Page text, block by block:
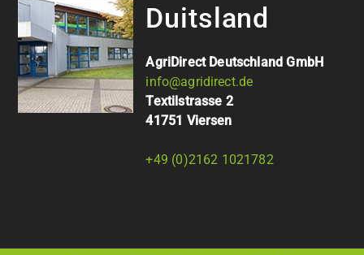
Duitsland
AgriDirect Deutschland GmbH
info@agridirect.de
Textilstrasse 2
41751 Viersen
+49 (0)2162 1021782